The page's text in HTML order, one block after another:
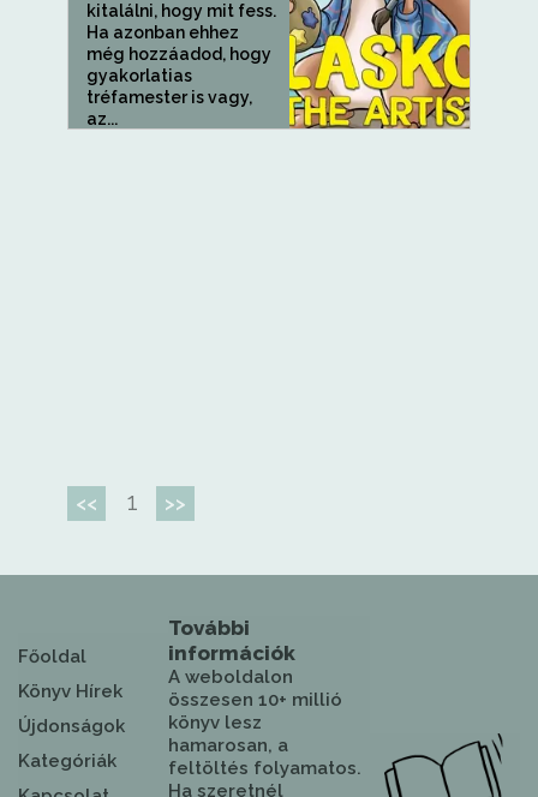
kitalálni, hogy mit fess.
Ha azonban ehhez
még hozzáadod, hogy
gyakorlatias
tréfamester is vagy,
az...
<< 1 >>
Főoldal
Könyv Hírek
Újdonságok
Kategóriák
További
információk
A weboldalon
összesen 10+ millió
könyv lesz
hamarosan, a
feltöltés folyamatos.
Ha szeretnél